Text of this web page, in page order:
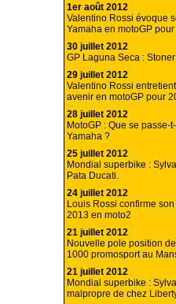
1er août 2012
Valentino Rossi évoque
Yamaha en motoGP
30 juillet 2012
GP Laguna Seca :
29 juillet 2012
Valentino Rossi
avenir en motoGP pour
28 juillet 2012
MotoGP : Que se passe-
Yamaha ?
25 juillet 2012
Mondial superbike :
Pata Ducati.
24 juillet 2012
Louis Rossi confirme
2013 en moto2
21 juillet 2012
Nouvelle pole position
1000 promosport au
21 juillet 2012
Mondial superbike :
malpropre de chez